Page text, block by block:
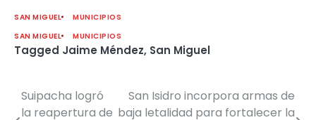
SAN MIGUEL
MUNICIPIOS
SAN MIGUEL
MUNICIPIOS
Tagged Jaime Méndez, San Miguel
Navegación
Suipacha logró
la reapertura de
San Isidro incorpora armas de
baja letalidad para fortalecer la